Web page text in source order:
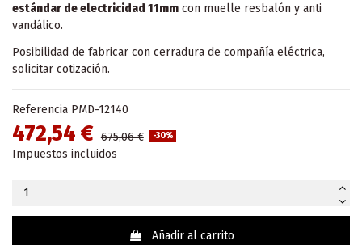
estándar de electricidad 11mm con muelle resbalón y anti
vandálico.
Posibilidad de fabricar con cerradura de compañía eléctrica,
solicitar cotización.
Referencia PMD-12140
472,54 € 675,06 € -30%
Impuestos incluidos
Añadir al carrito